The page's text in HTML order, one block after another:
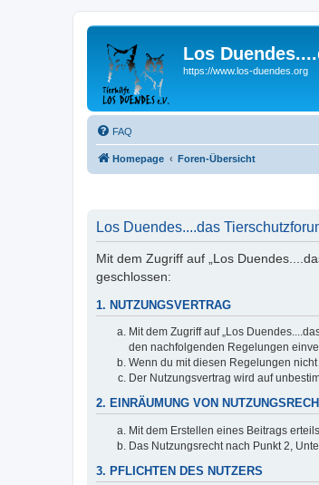
Los
https://www.los-duendes.org
FAQ
Homepage Foren-Übersicht
Los Duendes....das
Mit dem Zugriff auf „Los
geschlossen:
1. NUTZUNGSVERTRAG
Mit dem Zugriff auf „Los
den nachfolgenden Regelungen
Wenn du mit diesen Regelungen
Der Nutzungsvertrag wird auf
2. EINRÄUMUNG VON
Mit dem Erstellen eines Beitrags
Das Nutzungsrecht nach Punkt 2,
3. PFLICHTEN DES NUTZERS